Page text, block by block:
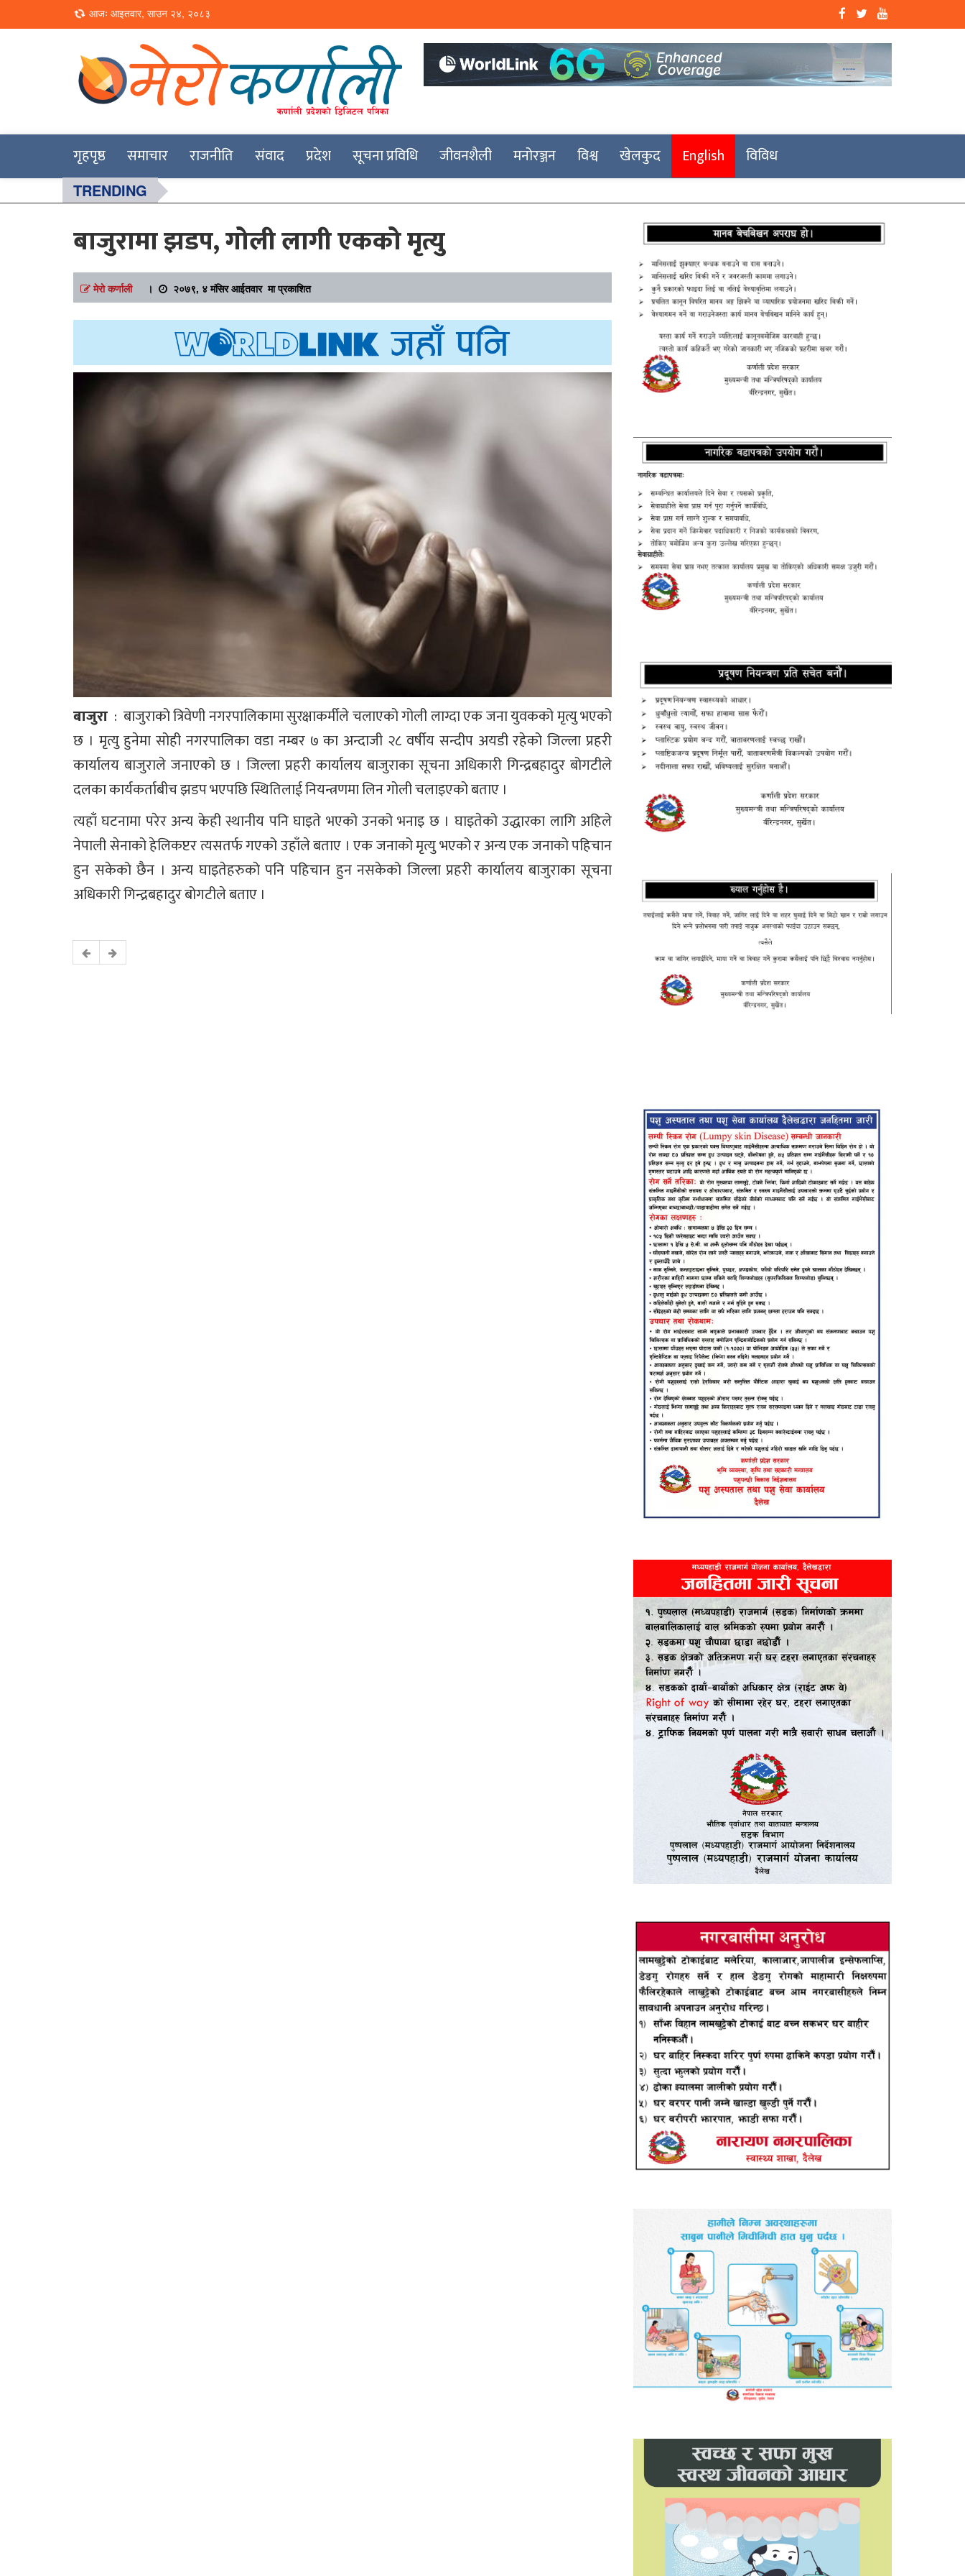
Loading...
आजः आइतवार, साउन २४, २०८३
Merokarnali
गृहपृष्ठ समाचार राजनीति संवाद प्रदेश सूचना प्रविधि जीवनशैली मनोरञ्जन विश्व खेलकुद English विविध
TRENDING
बाजुरामा झडप, गोली लागी एकको मृत्यु
मेरो कर्णाली। २०७९, ४ मंसिर आईतवार मा प्रकाशित
बाजुरा : बाजुराको त्रिवेणी नगरपालिकामा सुरक्षाकर्मीले चलाएको गोली लाग्दा एक जना युवकको मृत्यु भएको
छ । मृत्यु हुनेमा सोही नगरपालिका वडा नम्बर ७ का अन्दाजी २८ वर्षीय सन्दीप अयडी रहेको जिल्ला प्रहरी
कार्यालय बाजुराले जनाएको छ । जिल्ला प्रहरी कार्यालय बाजुराका सूचना अधिकारी गिन्द्रबहादुर बोगटीले
दलका कार्यकर्ताबीच झडप भएपछि स्थितिलाई नियन्त्रणमा लिन गोली चलाइएको बताए ।
त्यहाँ घटनामा परेर अन्य केही स्थानीय पनि घाइते भएको उनको भनाइ छ । घाइतेको उद्धारका लागि अहिले
नेपाली सेनाको हेलिकप्टर त्यसतर्फ गएको उहाँले बताए । एक जनाको मृत्यु भएको र अन्य एक जनाको पहिचान
हुन सकेको छैन । अन्य घाइतेहरुको पनि पहिचान हुन नसकेको जिल्ला प्रहरी कार्यालय बाजुराका सूचना
अधिकारी गिन्द्रबहादुर बोगटीले बताए ।